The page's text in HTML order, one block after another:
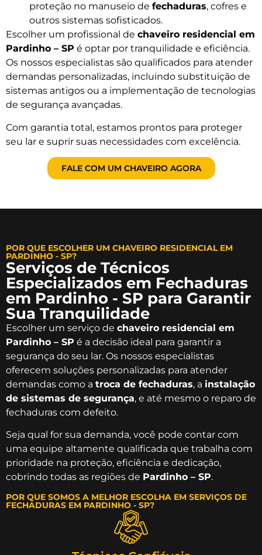
proteção no manuseio de fechaduras, cofres e
outros sistemas sofisticados.
Escolher um profissional de chaveiro residencial em
Pardinho – SP é optar por tranquilidade e eficiência.
Os nossos especialistas são qualificados para atender
demandas personalizadas, incluindo substituição de
sistemas antigos ou a implementação de tecnologias
de segurança avançadas.
Com garantia total, estamos prontos para proteger
seu lar e suprir suas necessidades com excelência.
FALE COM UM CHAVEIRO AGORA
POR QUE ESCOLHER UM CHAVEIRO RESIDENCIAL EM
PARDINHO - SP?
Serviços de Técnicos
Especializados em Fechaduras
em Pardinho - SP para Garantir
Sua Tranquilidade
Escolher um serviço de chaveiro residencial em
Pardinho – SP é a decisão ideal para garantir a
segurança do seu lar. Os nossos especialistas
oferecem soluções personalizadas para atender
demandas como a troca de fechaduras, a instalação
de sistemas de segurança, e até mesmo o reparo de
fechaduras com defeito.
Seja qual for sua demanda, você pode contar com
uma equipe altamente qualificada que trabalha com
prioridade na proteção, eficiência e dedicação,
cobrindo todas as regiões de Pardinho – SP.
POR QUE SOMOS A MELHOR ESCOLHA EM SERVIÇOS DE
FECHADURAS EM PARDINHO - SP?